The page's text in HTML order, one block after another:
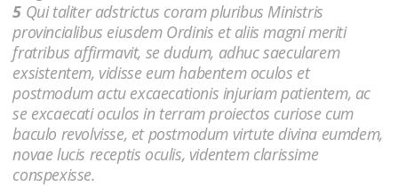
5 Qui taliter adstrictus coram pluribus Ministris
provincialibus eiusdem Ordinis et aliis magni meriti
fratribus affirmavit, se dudum, adhuc saecularem
exsistentem, vidisse eum habentem oculos et
postmodum actu excaecationis injuriam patientem, ac
se excaecati oculos in terram proiectos curiose cum
baculo revolvisse, et postmodum virtute divina eumdem,
novae lucis receptis oculis, videntem clarissime
conspexisse.